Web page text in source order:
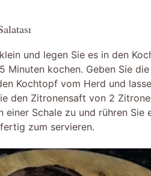
und legen Sie es in den
Minuten kochen. Geben Sie
Kochtopf vom Herd und
den Zitronensaft von 2
Schale zu und rühren Sie
zum servieren.